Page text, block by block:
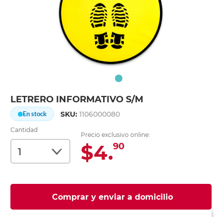
LETRERO INFORMATIVO S/M
En stock SKU:1106000080
Cantidad
Precio exclusivo online:
$4.90
Comprar y enviar a domicilio